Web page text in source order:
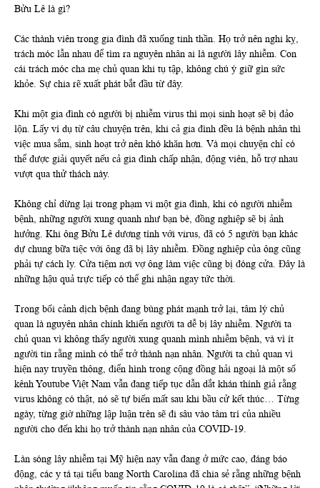
Bửu Lê là gì?
Các thành viên trong gia đình đã xuống tinh thần. Họ trở nên nghi kỵ,
trách móc lẫn nhau để tìm ra nguyên nhân ai là người lây nhiễm. Con
cái trách móc cha mẹ chủ quan khi tụ tập, không chú ý giữ gìn sức
khỏe. Sự chia rẽ xuất phát bắt đầu từ đây.
Khi một gia đình có người bị nhiễm virus thì mọi sinh hoạt sẽ bị đảo
lộn. Lấy ví dụ từ câu chuyện trên, khi cả gia đình đều là bệnh nhân thì
việc mua sắm, sinh hoạt trở nên khó khăn hơn. Và mọi chuyện chỉ có
thể được giải quyết nếu cả gia đình chấp nhận, động viên, hỗ trợ nhau
vượt qua thử thách này.
Không chỉ dừng lại trong phạm vi một gia đình, khi có người nhiễm
bệnh, những người xung quanh như bạn bè, đồng nghiệp sẽ bị ảnh
hưởng. Khi ông Bửu Lê dương tính với virus, đã có 5 người bạn khác
dự chung bữa tiệc với ông đã bị lây nhiễm. Đồng nghiệp của ông cũng
phải tự cách ly. Cửa tiệm nơi vợ ông làm việc cũng bị đóng cửa. Đây là
những hậu quả trực tiếp có thể ghi nhận ngay tức thời.
Trong bối cảnh dịch bệnh đang bùng phát mạnh trở lại, tâm lý chủ
quan là nguyên nhân chính khiến người ta dễ bị lây nhiễm. Người ta
chủ quan vì không thấy người xung quanh mình nhiễm bệnh, và vì ít
người tin rằng mình có thể trở thành nạn nhân. Người ta chủ quan vì
hiện nay truyền thông, điển hình trong cộng đồng hải ngoại là một số
kênh Youtube Việt Nam vẫn đang tiếp tục dẫn dắt khán thính giả rằng
virus không có thật, nó sẽ tự biến mất sau khi bầu cử kết thúc… Từng
ngày, từng giờ những lập luận trên sẽ đi sâu vào tâm trí của nhiều
người cho đến khi họ trở thành nạn nhân của COVID-19.
Làn sóng lây nhiễm tại Mỹ hiện nay vẫn đang ở mức cao, đáng báo
động, các y tá tại tiểu bang North Carolina đã chia sẻ rằng những bệnh